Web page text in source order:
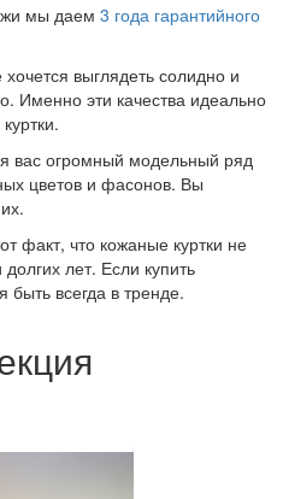
мы даем 3 года гарантийного
выглядеть солидно и
Именно эти качества идеально
вас огромный модельный ряд
цветов и фасонов. Вы
факт, что кожаные куртки не
лет. Если купить
быть всегда в тренде.